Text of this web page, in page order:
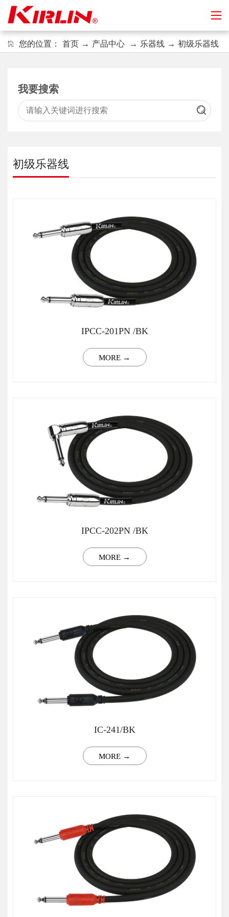
您的位置： 首页 → 产品中心 → 乐器线 → 初级乐器线
我要搜索
初级乐器线
IPCC-201PN /BK
MORE →
IPCC-202PN /BK
MORE →
IC-241/BK
MORE →